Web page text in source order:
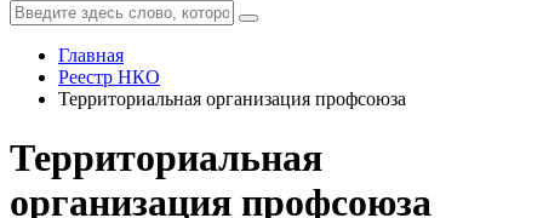
Главная
Реестр НКО
Территориальная организация профсоюза
Территориальная
организация профсоюза